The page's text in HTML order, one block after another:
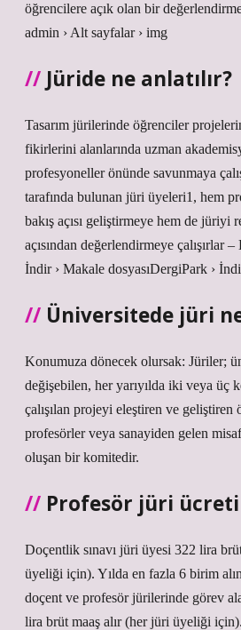
öğrencilere açık olan bir
admin › Alt sayfalar › img
Jüride ne anlatılır?
Tasarım jürilerinde öğrenciler
fikirlerini alanlarında uzman
profesyoneller önünde savunmaya
tarafında bulunan jüri üyeleri1, hem
bakış açısı geliştirmeye hem de jüriyi
açısından değerlendirmeye çalışırlar
İndir › Makale dosyasıDergiPark ›
Üniversitede jüri
Konumuza dönecek olursak: Jüriler;
değişebilen, her yarıyılda iki veya üç
çalışılan projeyi eleştiren ve
profesörler veya sanayiden gelen
oluşan bir komitedir.
Profesör jüri
Doçentlik sınavı jüri üyesi 322 lira
üyeliği için). Yılda en fazla 6 birim
doçent ve profesör jürilerinde görev
lira brüt maaş alır (her jüri üyeliği için).